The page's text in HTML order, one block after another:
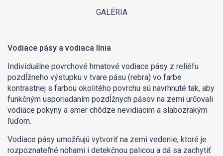
GALÉRIA
Vodiace pásy a vodiaca línia
Individuálne povrchové hmatové vodiace pásy z reliéfu
pozdĺžneho výstupku v tvare pásu (rebra) vo farbe
kontrastnej s farbou okolitého povrchu sú navrhnuté tak, aby
funkčným usporiadaním pozdĺžnych pásov na zemi určovali
vodiace pokyny a smer chôdze nevidiacim a slabozrakým
ľuďom.
Vodiace pásy umožňujú vytvoriť na zemi vedenie, ktoré je
rozpoznateľné nohami i detekčnou palicou a dá sa zachytiť